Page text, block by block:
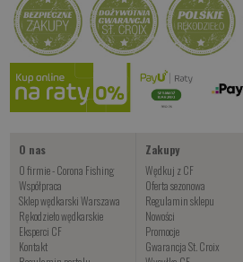
Kup teraz > Kup teraz >
Baby Tyson 14
Czekamy na dostawę
Kup teraz >
O nas
O firmie - Corona Fishing
Współpraca
Sklep wędkarski Warszawa
Rękodzieło wędkarskie
Eksperci CF
Kontakt
Zakupy
Wędkuj z CF
Oferta sezonowa
Regulamin sklepu
Nowości
Promocje
Gwarancja St. Croix